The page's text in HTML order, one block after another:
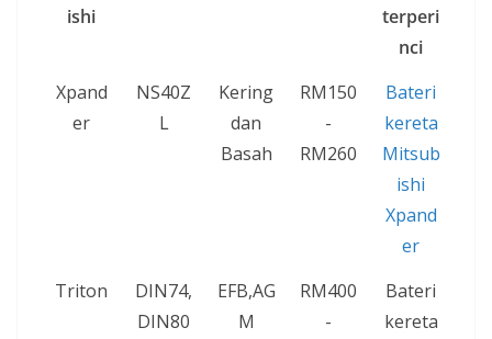
ishi
terperi
nci
Xpand
er
NS40Z
L
Kering
dan
Basah
RM150
-
RM260
Bateri
kereta
Mitsub
ishi
Xpand
er
Triton
DIN74,
DIN80
EFB,AG
M
RM400
-
Bateri
kereta